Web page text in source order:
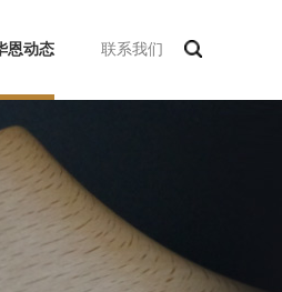
恩动态 联系我们